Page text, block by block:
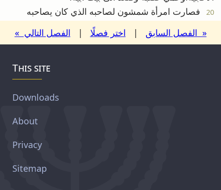
20
فصارت امرأة شمشون لصاحبه الذي كان يصاحبه
« الفصل السابق | اختر فصلًا | الفصل التالي »
This site
Downloads
About
Privacy
Sitemap